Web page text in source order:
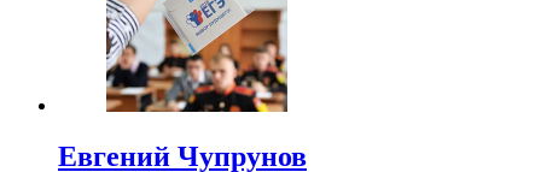
Евгений Чупрунов